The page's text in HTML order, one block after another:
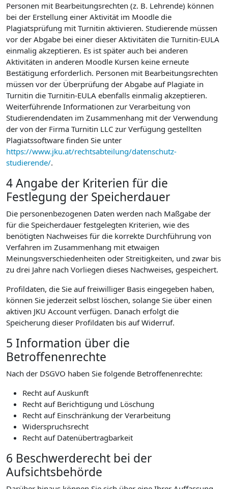
Personen mit Bearbeitungsrechten (z. B. Lehrende) können
bei der Erstellung einer Aktivität im Moodle die
Plagiatsprüfung mit Turnitin aktivieren. Studierende müssen
vor der Abgabe bei einer dieser Aktivitäten die Turnitin-EULA
einmalig akzeptieren. Es ist später auch bei anderen
Aktivitäten in anderen Moodle Kursen keine erneute
Bestätigung erforderlich. Personen mit Bearbeitungsrechten
müssen vor der Überprüfung der Abgabe auf Plagiate in
Turnitin die Turnitin-EULA ebenfalls einmalig akzeptieren.
Weiterführende Informationen zur Verarbeitung von
Studierendendaten im Zusammenhang mit der Verwendung
der von der Firma Turnitin LLC zur Verfügung gestellten
Plagiatssoftware finden Sie unter
https://www.jku.at/rechtsabteilung/datenschutz-
studierende/.
4 Angabe der Kriterien für die
Festlegung der Speicherdauer
Die personenbezogenen Daten werden nach Maßgabe der
für die Speicherdauer festgelegten Kriterien, wie des
benötigten Nachweises für die korrekte Durchführung von
Verfahren im Zusammenhang mit etwaigen
Meinungsverschiedenheiten oder Streitigkeiten, und zwar bis
zu drei Jahre nach Vorliegen dieses Nachweises, gespeichert.
Profildaten, die Sie auf freiwilliger Basis eingegeben haben,
können Sie jederzeit selbst löschen, solange Sie über einen
aktiven JKU Account verfügen. Danach erfolgt die
Speicherung dieser Profildaten bis auf Widerruf.
5 Information über die
Betroffenenrechte
Nach der DSGVO haben Sie folgende Betroffenenrechte:
Recht auf Auskunft
Recht auf Berichtigung und Löschung
Recht auf Einschränkung der Verarbeitung
Widerspruchsrecht
Recht auf Datenübertragbarkeit
6 Beschwerderecht bei der
Aufsichtsbehörde